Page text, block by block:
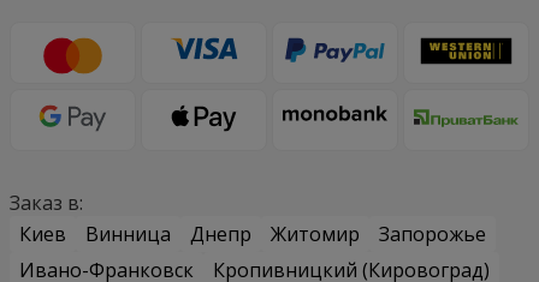
Заказ в:
Киев
Винница Днепр Житомир
Запорожье
Ивано-Франковск
Кропивницкий (Кировоград)